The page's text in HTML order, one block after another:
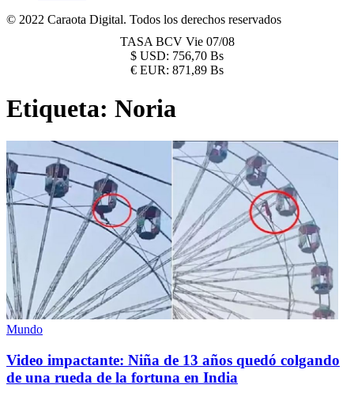
© 2022 Caraota Digital. Todos los derechos reservados
TASA BCV Vie 07/08
$ USD: 756,70 Bs
€ EUR: 871,89 Bs
Etiqueta: Noria
Mundo
Video impactante: Niña de 13 años quedó colgando
de una rueda de la fortuna en India